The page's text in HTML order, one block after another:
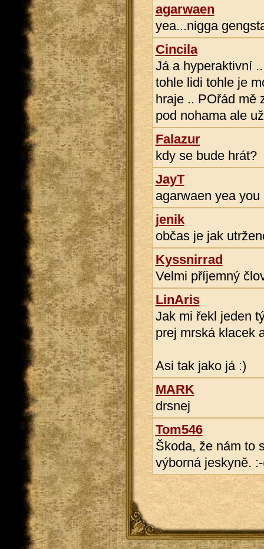
agarwaen
yea...nigga
Cincila
Já a hyperaktivní
tohle lidi tohle je
hraje .. POřád mě
pod nohama ale
Falazur
kdy se bude hrát?
JayT
agarwaen yea
jenik
občas je jak
Kyssnirrad
Velmi příjemný
LinAris
Jak mi řekl jeden
prej mrská klacek
Asi tak jako já :)
MARK
drsnej
Tom546
Škoda, že nám to
výborná jeskyně.